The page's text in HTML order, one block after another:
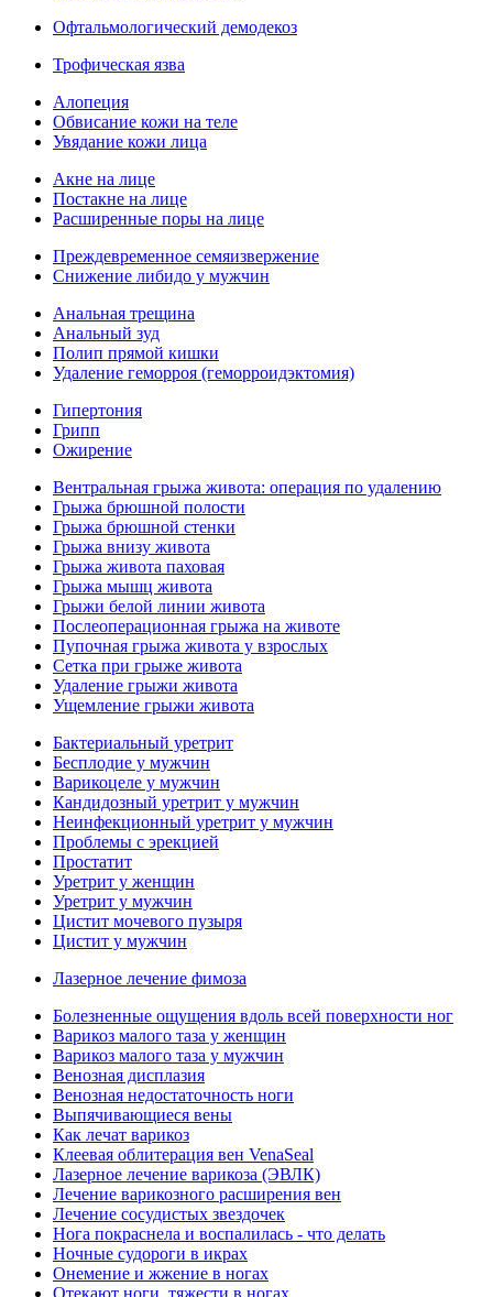
Офтальмологический демодекоз
Трофическая язва
Алопеция
Обвисание кожи на теле
Увядание кожи лица
Акне на лице
Постакне на лице
Расширенные поры на лице
Преждевременное семяизвержение
Снижение либидо у мужчин
Анальная трещина
Анальный зуд
Полип прямой кишки
Удаление геморроя (геморроидэктомия)
Гипертония
Грипп
Ожирение
Вентральная грыжа живота: операция по удалению
Грыжа брюшной полости
Грыжа брюшной стенки
Грыжа внизу живота
Грыжа живота паховая
Грыжа мышц живота
Грыжи белой линии живота
Послеоперационная грыжа на животе
Пупочная грыжа живота у взрослых
Сетка при грыже живота
Удаление грыжи живота
Ущемление грыжи живота
Бактериальный уретрит
Бесплодие у мужчин
Варикоцеле у мужчин
Кандидозный уретрит у мужчин
Неинфекционный уретрит у мужчин
Проблемы с эрекцией
Простатит
Уретрит у женщин
Уретрит у мужчин
Цистит мочевого пузыря
Цистит у мужчин
Лазерное лечение фимоза
Болезненные ощущения вдоль всей поверхности ног
Варикоз малого таза у женщин
Варикоз малого таза у мужчин
Венозная дисплазия
Венозная недостаточность ноги
Выпячивающиеся вены
Как лечат варикоз
Клеевая облитерация вен VenaSeal
Лазерное лечение варикоза (ЭВЛК)
Лечение варикозного расширения вен
Лечение сосудистых звездочек
Нога покраснела и воспалилась - что делать
Ночные судороги в икрах
Онемение и жжение в ногах
Отекают ноги, тяжести в ногах